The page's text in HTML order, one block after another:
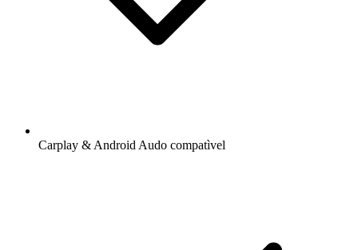
Carplay & Android Audo compatìvel